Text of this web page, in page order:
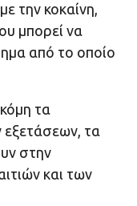
την κοκαίνη,
μπορεί να
από το οποίο
τα
εξετάσεων, τα
στην
και των